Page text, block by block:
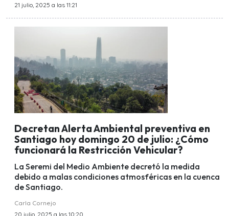
21 julio, 2025 a las 11:21
Decretan Alerta Ambiental preventiva en
Santiago hoy domingo 20 de julio: ¿Cómo
funcionará la Restricción Vehicular?
La Seremi del Medio Ambiente decretó la medida
debido a malas condiciones atmosféricas en la cuenca
de Santiago.
Carla Cornejo
20 julio, 2025 a las 10:20